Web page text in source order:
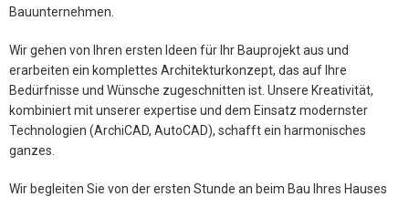
Bauunternehmen.
Wir gehen von Ihren ersten Ideen für Ihr Bauprojekt aus und
erarbeiten ein komplettes Architekturkonzept, das auf Ihre
Bedürfnisse und Wünsche zugeschnitten ist. Unsere Kreativität,
kombiniert mit unserer expertise und dem Einsatz modernster
Technologien (ArchiCAD, AutoCAD), schafft ein harmonisches
ganzes.
Wir begleiten Sie von der ersten Stunde an beim Bau Ihres Hauses